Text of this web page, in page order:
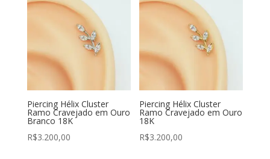
Piercing Hélix Cluster
Ramo Cravejado em Ouro
Branco 18K
R$3.200,00
Piercing Hélix Cluster
Ramo Cravejado em Ouro
18K
R$3.200,00